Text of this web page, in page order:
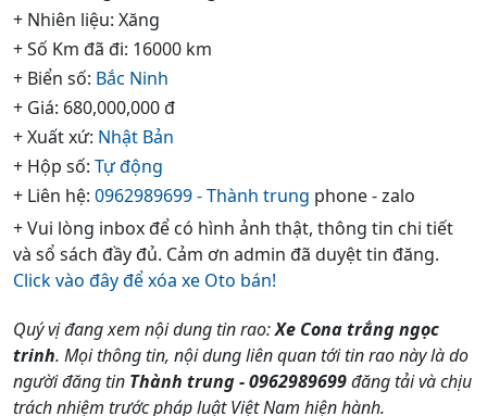
+ Nhiên liệu: Xăng
+ Số Km đã đi: 16000 km
+ Biển số: Bắc Ninh
+ Giá: 680,000,000 đ
+ Xuất xứ: Nhật Bản
+ Hộp số: Tự động
+ Liên hệ: 0962989699 - Thành trung phone - zalo
+ Vui lòng inbox để có hình ảnh thật, thông tin chi tiết
và sổ sách đầy đủ. Cảm ơn admin đã duyệt tin đăng.
Click vào đây để xóa xe Oto bán!
Quý vị đang xem nội dung tin rao:Xe Cona trắng ngọc
trinh. Mọi thông tin, nội dung liên quan tới tin rao này là do
người đăng tin Thành trung - 0962989699đăng tải và chịu
trách nhiệm trước pháp luật Việt Nam hiện hành.